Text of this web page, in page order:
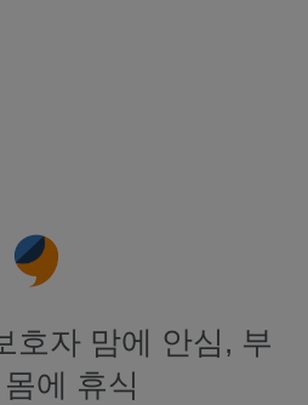
호자 맘에 안심, 부
에 휴식